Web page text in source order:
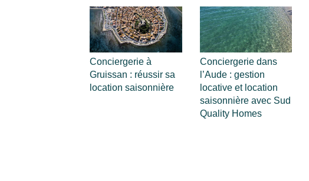
Conciergerie à
Gruissan : réussir sa
location saisonnière
Conciergerie dans
l’Aude : gestion
locative et location
saisonnière avec Sud
Quality Homes